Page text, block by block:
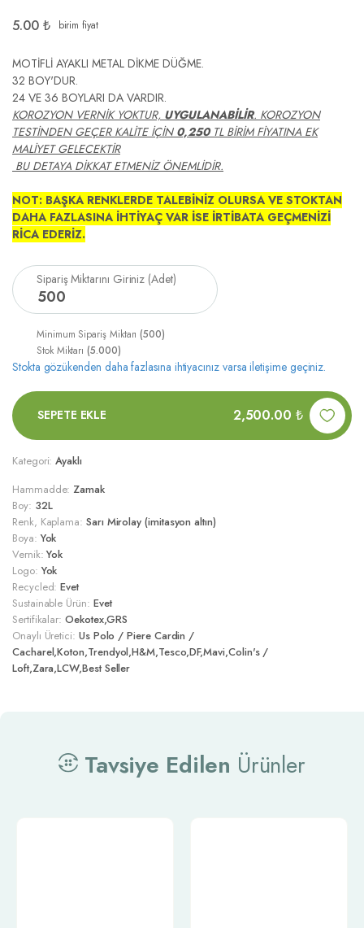
5.00 ₺ birim fiyat
MOTİFLİ AYAKLI METAL DİKME DÜĞME.
32 BOY'DUR.
24 VE 36 BOYLARI DA VARDIR.
KOROZYON VERNİK YOKTUR, UYGULANABİLİR. KOROZYON
TESTİNDEN GEÇER KALİTE İÇİN 0,250 TL BİRİM FİYATINA EK
MALİYET GELECEKTİR
BU DETAYA DİKKAT ETMENİZ ÖNEMLİDİR.
NOT: BAŞKA RENKLERDE TALEBİNİZ OLURSA VE STOKTAN
DAHA FAZLASINA İHTİYAÇ VAR İSE İRTİBATA GEÇMENİZİ
RİCA EDERİZ.
Sipariş Miktarını Giriniz (Adet)
500
Minimum Sipariş Miktarı(500)
Stok Miktarı(5.000)
Stokta gözükenden daha fazlasına ihtiyacınız varsa iletişime geçiniz.
SEPETE EKLE 2,500.00 ₺
Kategori:Ayaklı
Hammadde:Zamak
Boy: 32L
Renk, Kaplama: Sarı Mirolay (imitasyon altın)
Boya:Yok
Vernik:Yok
Logo:Yok
Recycled:Evet
Sustainable Ürün: Evet
Sertifikalar:Oekotex,GRS
Onaylı Üretici: Us Polo / Piere Cardin /
Cacharel,Koton,Trendyol,H&M,Tesco,DF,Mavi,Colin's /
Loft,Zara,LCW,Best Seller
Tavsiye Edilen Ürünler